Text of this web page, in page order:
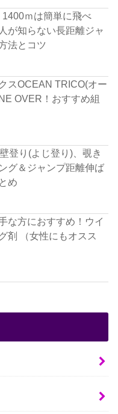
1400ｍは簡単に飛べ
が知らない長距離ジャ
法とコツ
スOCEAN TRICO(オー
OVER！おすすめ組
登り(よじ登り)、覗き
グ＆ジャンプ距離伸ば
め
な方におすすめ！ウイ
剤 （女性にもオスス